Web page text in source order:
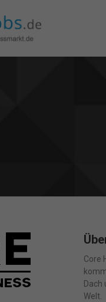
Core
Welt.